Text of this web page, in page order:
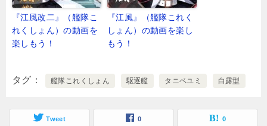
『江風改二』（艦隊こ
れくしょん）の動画を
楽しもう！
『江風』（艦隊これく
しょん）の動画を楽し
もう！
タグ 艦隊これくしょん 駆逐艦 タニベユミ 白露型
Tweet 0 0